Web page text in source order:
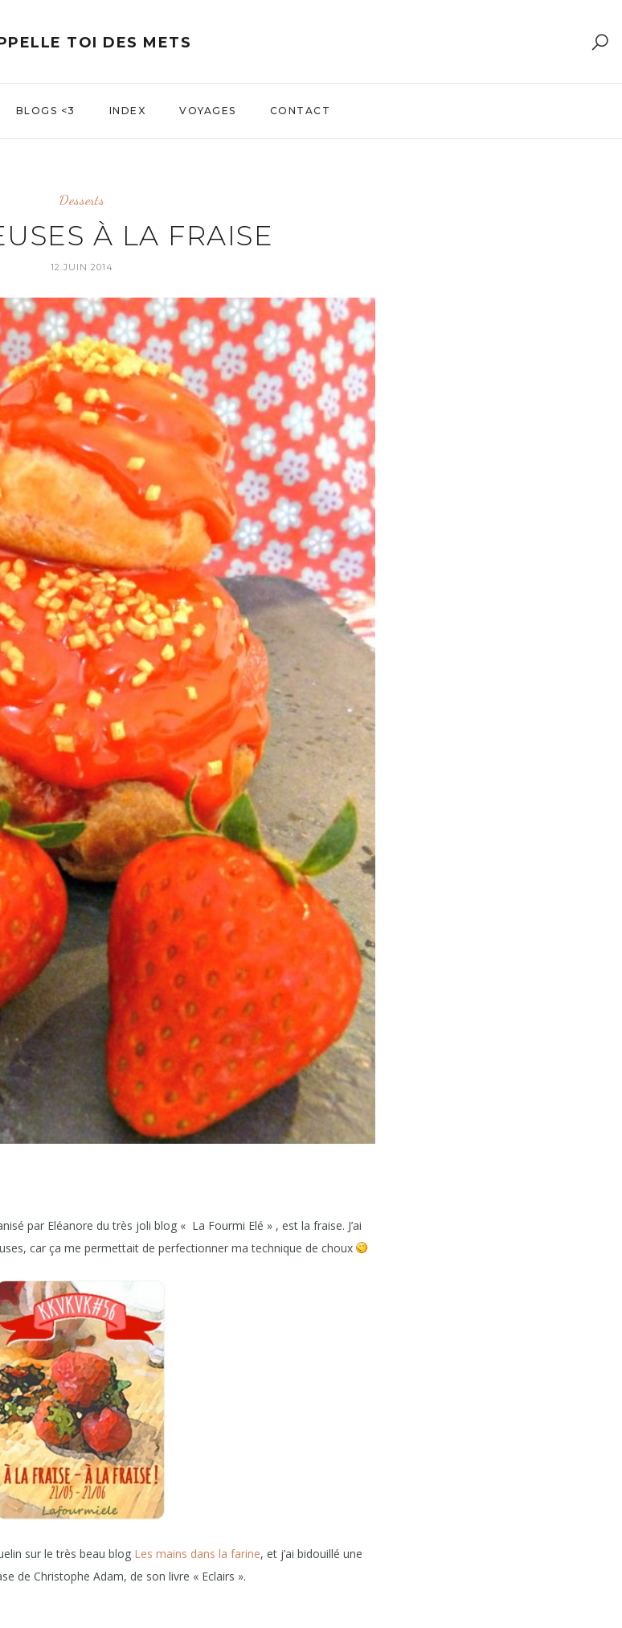
TOI DES METS
BLOGS <3 INDEX VOYAGES CONTACT
Desserts
À LA FRAISE
12 JUIN 2014
par Eléanore du très joli blog « La Fourmi Elé » , est la fraise. J’ai
car ça me permettait de perfectionner ma technique de choux
sur le très beau blog Les mains dans la farine, et j’ai bidouillé une
de Christophe Adam, de son livre « Eclairs ».